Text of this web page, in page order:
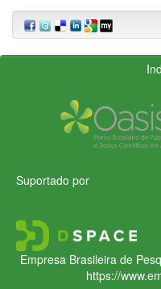
Suportado por
Empresa Brasileira de
https://